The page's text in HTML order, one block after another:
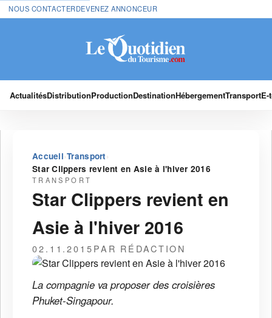
NOUS CONTACTERDEVENEZ ANNONCEUR
ActualitésDistributionProductionDestinationHébergementTransport
Accueil›Transport ›
Star Clippers revient en Asie à l'hiver 2016
TRANSPORT
Star Clippers revient en
Asie à l'hiver 2016
02.11.2015PAR RÉDACTION
La compagnie va proposer des croisières
Phuket-Singapour.